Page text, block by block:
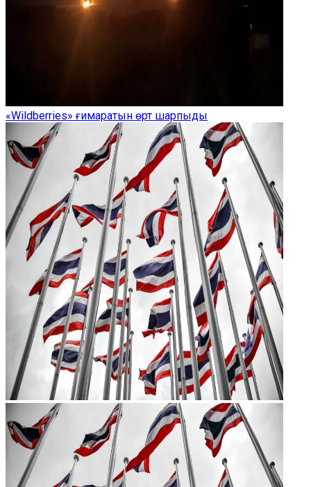
«Wildberries» ғимаратын өрт шарпыды